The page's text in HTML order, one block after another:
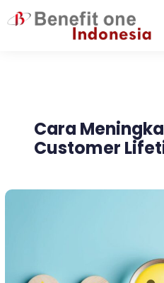
Lewati
ke
Cara
Customer
Seberapa
Value